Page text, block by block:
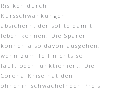
Risiken durch
Kursschwankungen
absichern, der sollte damit
leben können. Die Sparer
können also davon ausgehen,
wenn zum Teil nichts so
läuft oder funktioniert. Die
Corona-Krise hat den
ohnehin schwächelnden Preis